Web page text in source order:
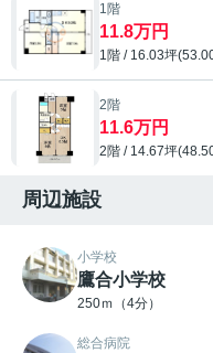
1階
11.8万円
1階 / 16.03坪
2階
11.6万円
2階 / 14.67坪
周辺施設
小学校
鷹合小学校
250ｍ（4分）
総合病院